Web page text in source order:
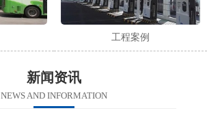
工程案例
新闻资讯
NEWS AND INFORMATION